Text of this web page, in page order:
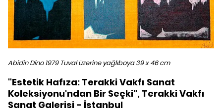
Abidin Dino 1979 Tuval üzerine yağlıboya 39 x 46 cm
"Estetik Hafıza: Terakki Vakfı Sanat
Koleksiyonu'ndan Bir Seçki", Terakki Vakfı
Sanat Galerisi - İstanbul